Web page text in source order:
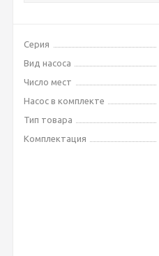
Серия
Вид насоса
Число мест
Насос в комплекте
Тип товара
Комплектация